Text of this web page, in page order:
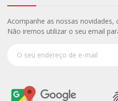
Acompanhe as nossas novidades,
Não iremos utilizar o seu email